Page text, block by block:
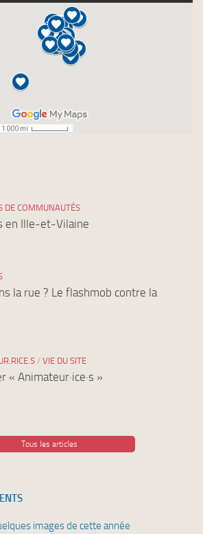
DE COMMUNAUTÉS
en Ille-et-Vilaine
la rue ? Le flashmob contre la
/ VIE DU SITE
Animateur·ice·s »
Tous les articles
images de cette année